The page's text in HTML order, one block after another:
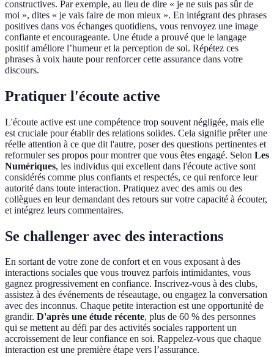
constructives. Par exemple, au lieu de dire « je ne suis pas sûr de
moi », dites « je vais faire de mon mieux ». En intégrant des phrases
positives dans vos échanges quotidiens, vous renvoyez une image
confiante et encourageante. Une étude a prouvé que le langage
positif améliore l’humeur et la perception de soi. Répétez ces
phrases à voix haute pour renforcer cette assurance dans votre
discours.
Pratiquer l'écoute active
L'écoute active est une compétence trop souvent négligée, mais elle
est cruciale pour établir des relations solides. Cela signifie prêter une
réelle attention à ce que dit l'autre, poser des questions pertinentes et
reformuler ses propos pour montrer que vous êtes engagé. Selon Les
Numériques, les individus qui excellent dans l'écoute active sont
considérés comme plus confiants et respectés, ce qui renforce leur
autorité dans toute interaction. Pratiquez avec des amis ou des
collègues en leur demandant des retours sur votre capacité à écouter,
et intégrez leurs commentaires.
Se challenger avec des interactions
En sortant de votre zone de confort et en vous exposant à des
interactions sociales que vous trouvez parfois intimidantes, vous
gagnez progressivement en confiance. Inscrivez-vous à des clubs,
assistez à des événements de réseautage, ou engagez la conversation
avec des inconnus. Chaque petite interaction est une opportunité de
grandir. D'après une étude récente, plus de 60 % des personnes
qui se mettent au défi par des activités sociales rapportent un
accroissement de leur confiance en soi. Rappelez-vous que chaque
interaction est une première étape vers l’assurance.